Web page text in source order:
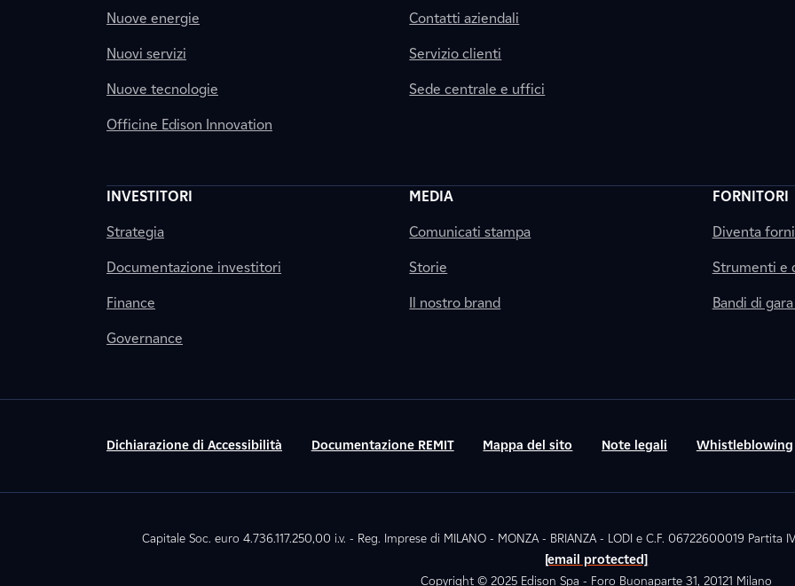
Nuove energie
Nuovi servizi
Nuove tecnologie
Officine Edison Innovation
Contatti aziendali
Servizio clienti
Sede centrale e uffici
INVESTITORI
Strategia
Documentazione investitori
Finance
Governance
MEDIA
Comunicati stampa
Storie
Il nostro brand
FORNITORI
Diventa
Strumenti e
Bandi di
Dichiarazione di Accessibilità Documentazione REMIT Mappa del sito Note legali Whistleblowing
Capitale Soc. euro 4.736.117.250,00 i.v. - Reg. Imprese di MILANO - MONZA - BRIANZA - LODI e C.F. 06722600019 Partita
[email protected]
Copyright © 2025 Edison Spa - Foro Buonaparte 31, 20121 Milano